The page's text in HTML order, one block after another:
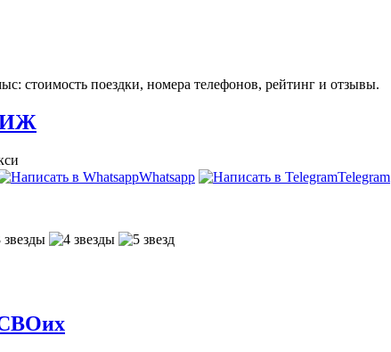
стоимость поездки, номера телефонов, рейтинг и отзывы.
Whatsapp
Telegram